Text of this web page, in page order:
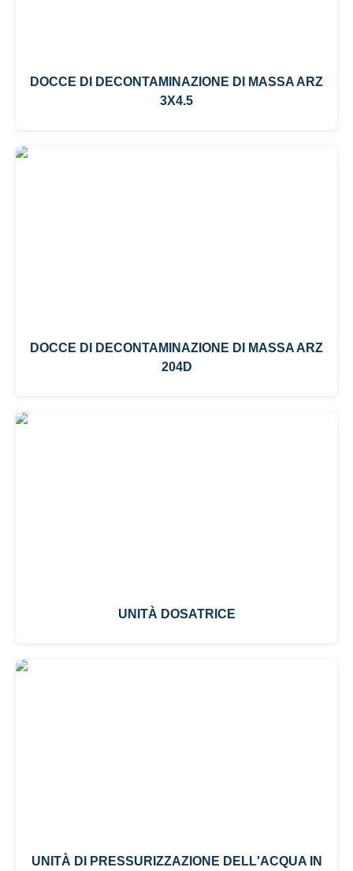
DOCCE DI DECONTAMINAZIONE DI MASSA ARZ
3X4.5
DOCCE DI DECONTAMINAZIONE DI MASSA ARZ
204D
UNITÀ DOSATRICE
UNITÀ DI PRESSURIZZAZIONE DELL'ACQUA IN